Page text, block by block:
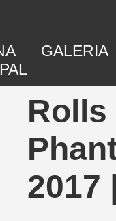
GALERIA
Rolls
2017